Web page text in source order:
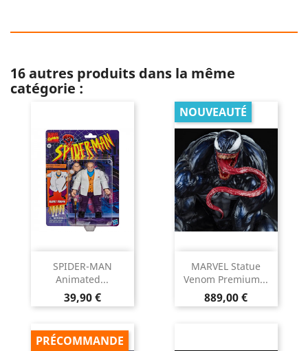
16 autres produits dans la même
catégorie :
SPIDER-MAN
Animated...
Prix
39,90 €
MARVEL Statue
Venom Premium...
Prix
889,00 €
NOUVEAUTÉ
PRÉCOMMANDE